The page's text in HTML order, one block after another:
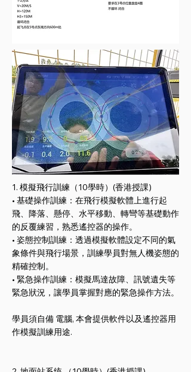
1. 模擬飛行訓練（10學時）(香港授課)
• 基礎操作訓練：在飛行模擬軟體上進行起
飛、降落、懸停、水平移動、轉彎等基礎動作
的反覆練習，熟悉遙控器的操作。
• 姿態控制訓練：透過模擬軟體設定不同的氣
象條件與飛行場景，訓練學員對無人機姿態的
精確控制。
• 緊急操作訓練：模擬馬達故障、訊號遺失等
緊急狀況，讓學員掌握對應的緊急操作方法。
學員須自備 電腦, 本會提供軟件以及遙控器用
作模擬訓練用途.